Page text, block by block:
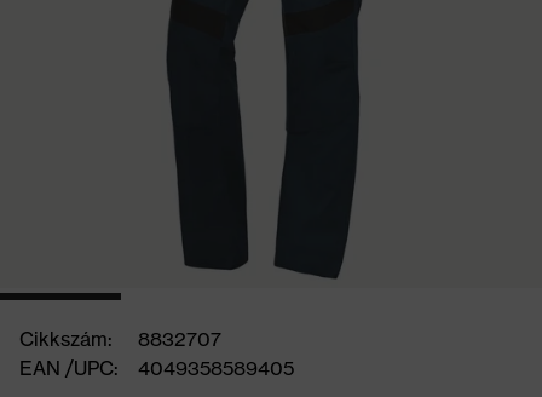
Cikkszám:
8832707
EAN /UPC:
4049358589405